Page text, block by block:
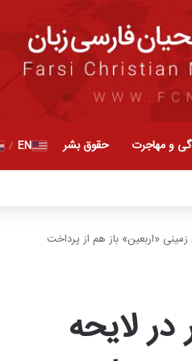
و مهاجرت حقوق بشر EN
/
از کشور در لایحه بودجه سال ۹۹؛ مسافران زمینی «اربعین» باز هم از پرداخت
لایحه